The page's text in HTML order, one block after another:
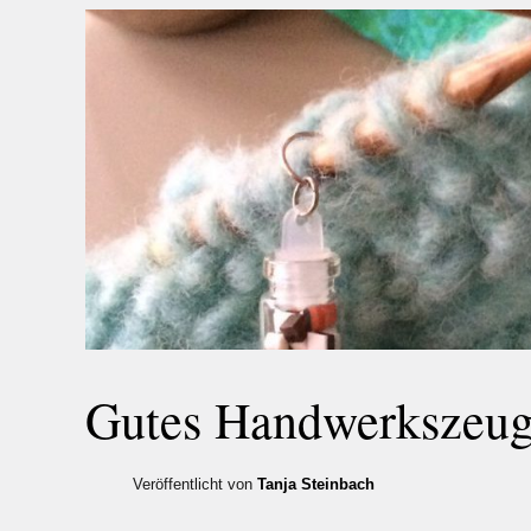
Gutes
Veröffentlicht von Tanja Steinbach